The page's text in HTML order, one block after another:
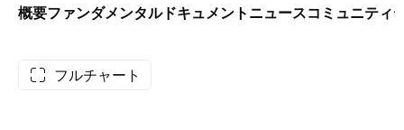
概要ファンダメンタルドキュメント ニュースコミュニティ
フルチャート